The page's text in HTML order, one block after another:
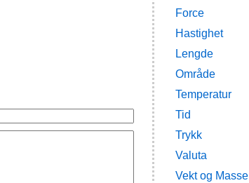
Force
Hastighet
Lengde
Område
Temperatur
Tid
Trykk
Valuta
Vekt og Masse